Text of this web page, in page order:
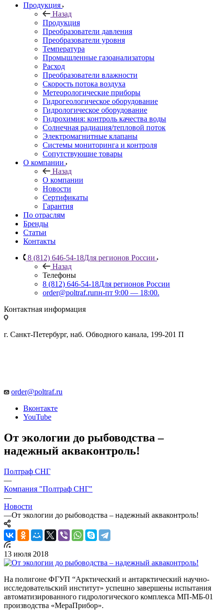
Продукция
Назад
Продукция
Преобразователи давления
Преобразователи уровня
Температура
Промышленные газоанализаторы
Расход
Преобразователи влажности
Скорость потока воздуха
Метеорологические приборы
Гидрогеологическое оборудование
Гидрологическое оборудование
Гидрохимия: контроль качества воды
Солнечная радиация/тепловой поток
Электромагнитные клапаны
Системы мониторинга и контроля
Сопутствующие товары
О компании
Назад
О компании
Новости
Сертификаты
Гарантия
По отраслям
Бренды
Статьи
Контакты
8 (812) 646-54-18Для регионов России
Назад
Телефоны
8 (812) 646-54-18Для регионов России
order@poltraf.ruпн-пт 9:00 — 18:00.
Контактная информация
г. Санкт-Петербург, наб. Обводного канала, 199-201 П
order@poltraf.ru
Вконтакте
YouTube
От экологии до рыбоводства –
надежный акваконтроль!
Полтраф СНГ
—
Компания "Полтраф СНГ"
—
Новости
—От экологии до рыбоводства – надежный акваконтроль!
13 июля 2018
На полигоне ФГУП “Арктический и антарктический научно-
исследовательский институт» успешно завершены испытания
автоматизированного гидрологического комплекса МП-МБ-01
производства «МераПрибор».